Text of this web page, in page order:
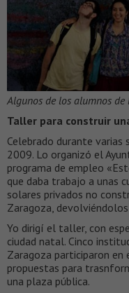
Algunos de los alumnos
Taller para construir
Celebrado durante varias
2009. Lo organizó el
programa de empleo
que daba trabajo a unas
solares privados no
Zaragoza,
Yo dirigí el taller, con
ciudad natal. Cinco
Zaragoza participaron en
propuestas para
una plaza pública.